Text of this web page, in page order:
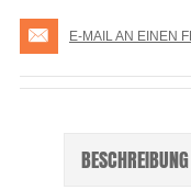
E-MAIL AN EINEN
BESCHREIBUNG